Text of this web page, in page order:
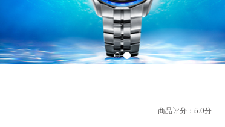
商品评分：5.0分